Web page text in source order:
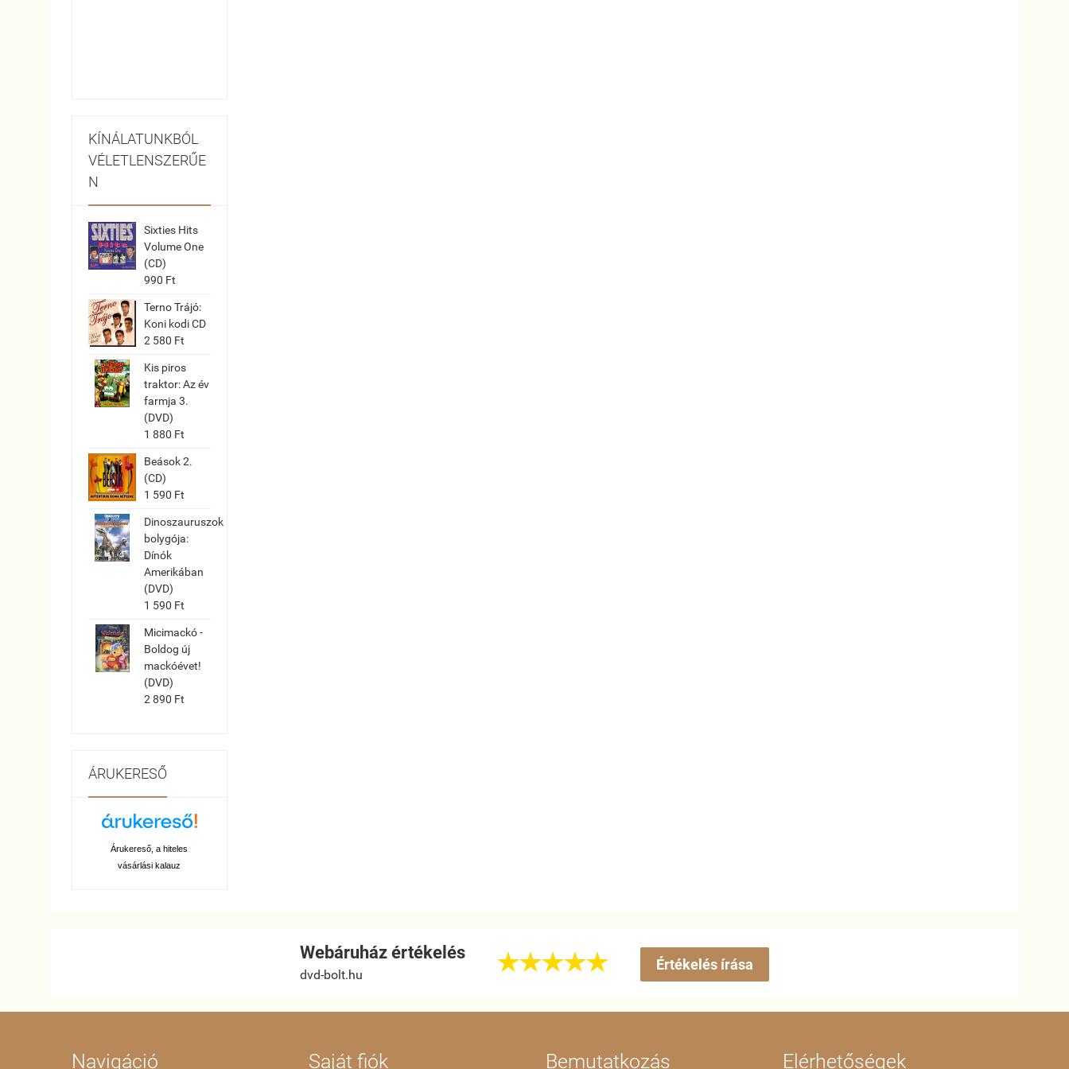
KÍNÁLATUNKBÓL
VÉLETLENSZERŰE
N
Sixties Hits
Volume One
(CD)
990 Ft
Terno Trájó:
Koni kodi CD
2 580 Ft
Kis piros
traktor: Az év
farmja 3.
(DVD)
1 880 Ft
Beások 2.
(CD)
1 590 Ft
Dinoszauruszok
bolygója:
Dínók
Amerikában
(DVD)
1 590 Ft
Micimackó -
Boldog új
mackóévet!
(DVD)
2 890 Ft
ÁRUKERESŐ
Árukereső, a hiteles
vásárlási kalauz
Webáruház értékelés
dvd-bolt.hu
 Értékelés írása
Navigáció Saját fiók Bemutatkozás Elérhetőségek